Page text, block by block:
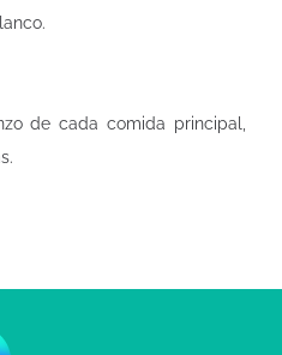
de cada comida principal,